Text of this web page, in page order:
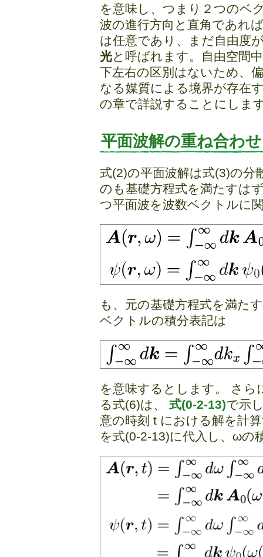
を意味し、つまり２つのベ
波の進行方向と直角であれ
は任意であり、まだ自由度
光と呼ばれます。自由空間
下左右の区別はないため、
なる媒質による境界が存在
の章で詳説することにしま
平面波解の重ね合わ
式(2)の平面波解は式(3)の分
のも基礎方程式を満たすは
つ平面波を波数ベクトルに
も、元の基礎方程式を満た
ベクトルの積分表記は
を意味するとします。 さ
る式(6)は、 式(0-2-13)で示
意の時刻 t における解を計
を式(0-2-13)に代入し、ωの